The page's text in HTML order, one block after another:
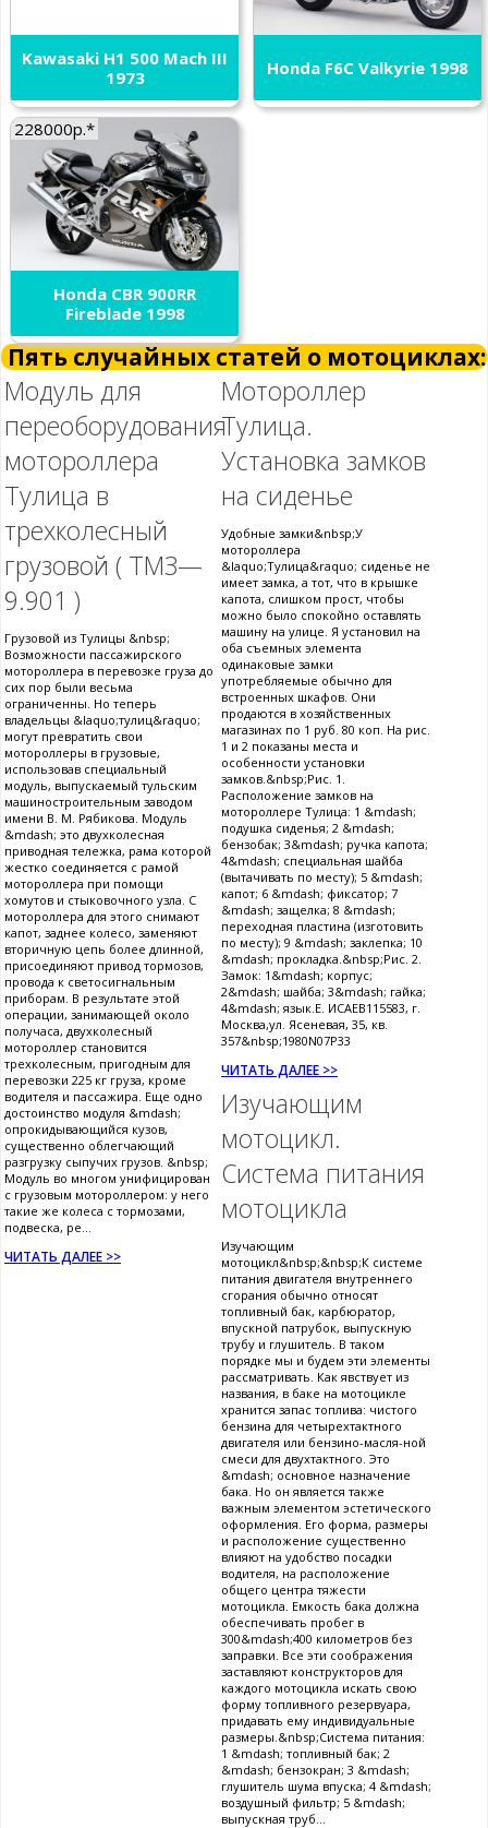
Kawasaki H1 500 Mach III
1973
Honda F6C Valkyrie 1998
228000р.*
Honda CBR 900RR
Fireblade 1998
Пять случайных статей о мотоциклах:
Модуль для
переоборудования
мотороллера
Тулица в
трехколесный
грузовой ( ТМЗ—
9.901 )
Грузовой из Тулицы &nbsp;
Возможности пассажирского
мотороллера в перевозке груза до
сих пор были весьма
ограниченны. Но теперь
владельцы &laquo;тулиц&raquo;
могут превратить свои
мотороллеры в грузовые,
использовав специальный
модуль, выпускаемый тульским
машиностроительным заводом
имени В. М. Рябикова. Модуль
&mdash; это двухколесная
приводная тележка, рама которой
жестко соединяется с рамой
мотороллера при помощи
хомутов и стыковочного узла. С
мотороллера для этого снимают
капот, заднее колесо, заменяют
вторичную цепь более длинной,
присоединяют привод тормозов,
провода к светосигнальным
приборам. В результате этой
операции, занимающей около
получаса, двухколесный
мотороллер становится
трехколесным, пригодным для
перевозки 225 кг груза, кроме
водителя и пассажира. Еще одно
достоинство модуля &mdash;
опрокидывающийся кузов,
существенно облегчающий
разгрузку сыпучих грузов. &nbsp;
Модуль во многом унифицирован
с грузовым мотороллером: у него
такие же колеса с тормозами,
подвеска, ре...
ЧИТАТЬ ДАЛЕЕ >>
Мотороллер
Тулица.
Установка замков
на сиденье
Удобные замки&nbsp;У
мотороллера
&laquo;Тулица&raquo; сиденье не
имеет замка, а тот, что в крышке
капота, слишком прост, чтобы
можно было спокойно оставлять
машину на улице. Я установил на
оба съемных элемента
одинаковые замки
употребляемые обычно для
встроенных шкафов. Они
продаются в хозяйственных
магазинах по 1 руб. 80 коп. На рис.
1 и 2 показаны места и
особенности установки
замков.&nbsp;Рис. 1.
Расположение замков на
мотороллере Тулица: 1 &mdash;
подушка сиденья; 2 &mdash;
бензобак; 3&mdash; ручка капота;
4&mdash; специальная шайба
(вытачивать по месту); 5 &mdash;
капот; 6 &mdash; фиксатор; 7
&mdash; защелка; 8 &mdash;
переходная пластина (изготовить
по месту); 9 &mdash; заклепка; 10
&mdash; прокладка.&nbsp;Рис. 2.
Замок: 1&mdash; корпус;
2&mdash; шайба; 3&mdash; гайка;
4&mdash; язык.Е. ИСАЕВ115583, г.
Москва,ул. Ясеневая, 35, кв.
357&nbsp;1980N07P33
ЧИТАТЬ ДАЛЕЕ >>
Изучающим
мотоцикл.
Система питания
мотоцикла
Изучающим
мотоцикл&nbsp;&nbsp;К системе
питания двигателя внутреннего
сгорания обычно относят
топливный бак, карбюратор,
впускной патрубок, выпускную
трубу и глушитель. В таком
порядке мы и будем эти элементы
рассматривать. Как явствует из
названия, в баке на мотоцикле
хранится запас топлива: чистого
бензина для четырехтактного
двигателя или бензино-масля-ной
смеси для двухтактного. Это
&mdash; основное назначение
бака. Но он является также
важным элементом эстетического
оформления. Его форма, размеры
и расположение существенно
влияют на удобство посадки
водителя, на расположение
общего центра тяжести
мотоцикла. Емкость бака должна
обеспечивать пробег в
300&mdash;400 километров без
заправки. Все эти соображения
заставляют конструкторов для
каждого мотоцикла искать свою
форму топливного резервуара,
придавать ему индивидуальные
размеры.&nbsp;Система питания:
1 &mdash; топливный бак; 2
&mdash; бензокран; 3 &mdash;
глушитель шума впуска; 4 &mdash;
воздушный фильтр; 5 &mdash;
выпускная труб...